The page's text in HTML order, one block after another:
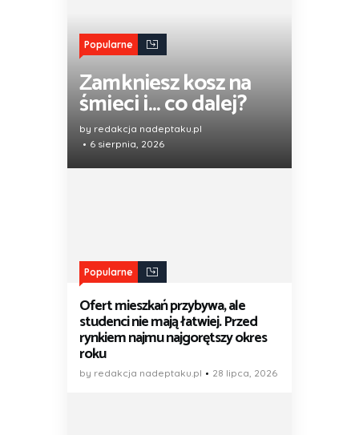
Popularne
Zamkniesz kosz na
śmieci i… co dalej?
by redakcja nadeptaku.pl
6 sierpnia, 2026
Popularne
Ofert mieszkań przybywa, ale
studenci nie mają łatwiej. Przed
rynkiem najmu najgorętszy okres
roku
by redakcja nadeptaku.pl 28 lipca, 2026